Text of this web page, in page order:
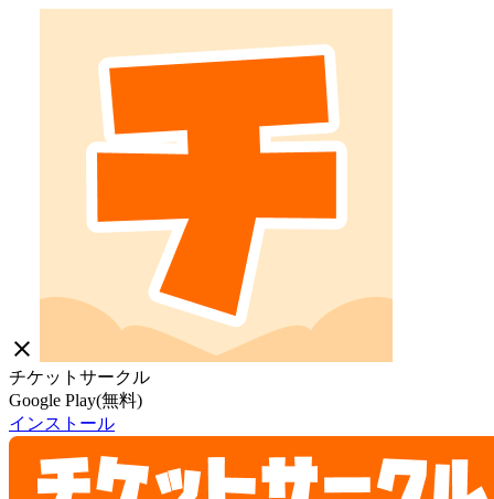
close
チケットサークル
Google Play(無料)
インストール